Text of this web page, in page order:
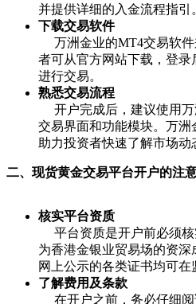
并提供详细的入金流程指引
下载交易软件
万洲金业的MT4交易软
者可从官方网站下载，登
进行交易。
熟悉交易流程
开户完成后，建议使用
交易界面和功能模块。万洲
助力投资者快速了解市场动
二、现货黄金交易平台开户的注
核实平台资质
平台资质是开户前必须
为香港金银业贸易场的资
网上公示的各类证书均可在
了解费用及条款
在开户之前，务必仔细